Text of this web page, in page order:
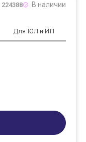
224388 В наличии
Для ЮЛ и ИП